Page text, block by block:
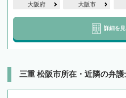
大阪府 大阪市
詳細を見
三重 松阪市所在・近隣の弁